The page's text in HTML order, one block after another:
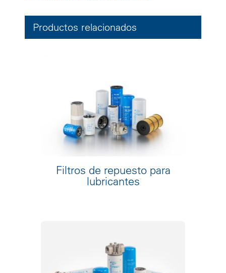
Productos relacionados
Filtros de repuesto para
lubricantes